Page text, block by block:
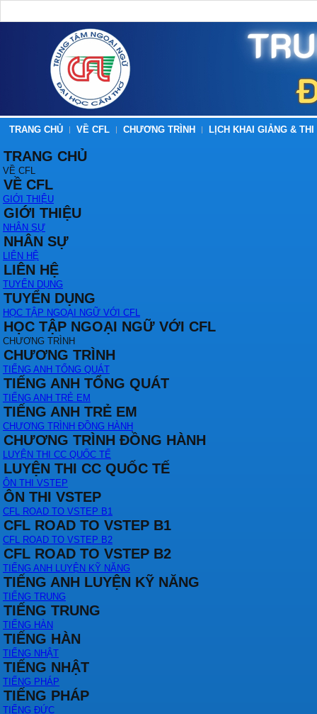
TRANG CHỦ VỀ CFL CHƯƠNG TRÌNH LỊCH KHAI GIẢNG & THI
TRANG CHỦ
VỀ CFL
VỀ CFL
GIỚI THIỆU
GIỚI THIỆU
NHÂN SỰ
NHÂN SỰ
LIÊN HỆ
LIÊN HỆ
TUYỂN DỤNG
TUYỂN DỤNG
HỌC TẬP NGOẠI NGỮ VỚI CFL
HỌC TẬP NGOẠI NGỮ VỚI CFL
CHƯƠNG TRÌNH
CHƯƠNG TRÌNH
TIẾNG ANH TỔNG QUÁT
TIẾNG ANH TỔNG QUÁT
TIẾNG ANH TRẺ EM
TIẾNG ANH TRẺ EM
CHƯƠNG TRÌNH ĐỒNG HÀNH
CHƯƠNG TRÌNH ĐỒNG HÀNH
LUYỆN THI CC QUỐC TẾ
LUYỆN THI CC QUỐC TẾ
ÔN THI VSTEP
ÔN THI VSTEP
CFL ROAD TO VSTEP B1
CFL ROAD TO VSTEP B1
CFL ROAD TO VSTEP B2
CFL ROAD TO VSTEP B2
TIẾNG ANH LUYỆN KỸ NĂNG
TIẾNG ANH LUYỆN KỸ NĂNG
TIẾNG TRUNG
TIẾNG TRUNG
TIẾNG HÀN
TIẾNG HÀN
TIẾNG NHẬT
TIẾNG NHẬT
TIẾNG PHÁP
TIẾNG PHÁP
TIẾNG ĐỨC